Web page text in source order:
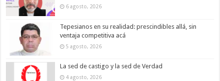
6 agosto, 2026
Tepesianos en su realidad: prescindibles allá, sin
ventaja competitiva acá
5 agosto, 2026
La sed de castigo y la sed de Verdad
4 agosto, 2026